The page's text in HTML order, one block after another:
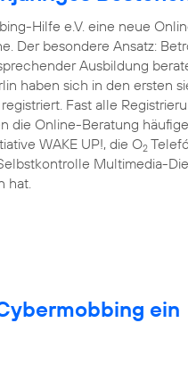
Hilfe e.V. eine neue
Der besondere Ansatz:
Ausbildung
haben sich in den ersten
Fast alle
die Online-Beratung
WAKE UP!, die O2
Multimedia-
hat.
ein